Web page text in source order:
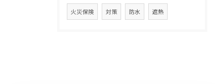
火災保険 対策 防水 遮熱